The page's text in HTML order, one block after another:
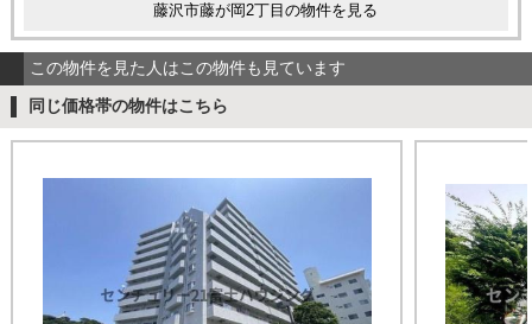
藤沢市藤が岡2丁目の物件を見る
この物件を見た人はこの物件も見ています
同じ価格帯の物件はこちら